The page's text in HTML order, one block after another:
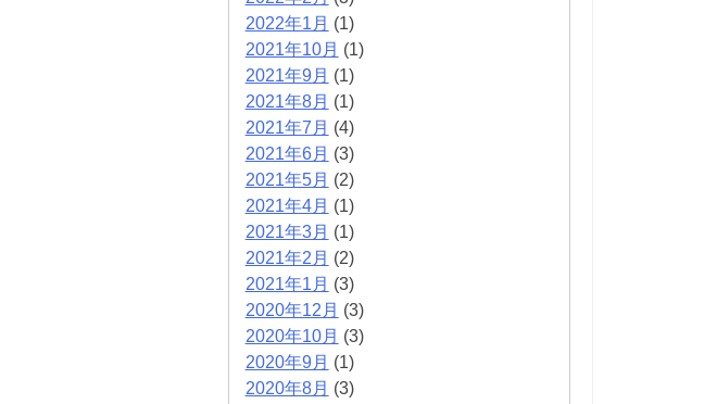
2022年1月 (1)
2021年10月 (1)
2021年9月 (1)
2021年8月 (1)
2021年7月 (4)
2021年6月 (3)
2021年5月 (2)
2021年4月 (1)
2021年3月 (1)
2021年2月 (2)
2021年1月 (3)
2020年12月 (3)
2020年10月 (3)
2020年9月 (1)
2020年8月 (3)